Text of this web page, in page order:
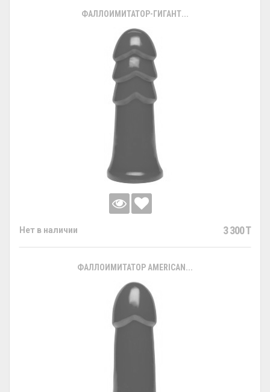
ФАЛЛОИМИТАТОР-ГИГАНТ...
Нет в наличии 3 300 T
ФАЛЛОИМИТАТОР AMERICAN...